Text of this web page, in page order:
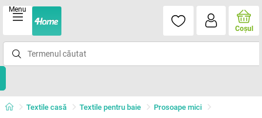
Menu
Coşul
Textile casă Textile pentru baie Prosoape mici